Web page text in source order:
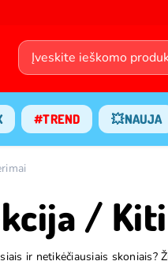
#TREND 💥NAUJA
/
ir netikėčiausiais